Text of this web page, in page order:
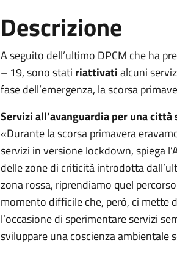
Descrizione
A seguito dell’ultimo DPCM che ha
– 19, sono stati riattivatialcuni
fase dell’emergenza, la scorsa
Servizi all’avanguardia per una
«Durante la scorsa primavera
servizi in versione lockdown, spiega
delle zone di criticità introdotta
zona rossa, riprendiamo quel
momento difficile che, però, ci mette
l’occasione di sperimentare servizi
sviluppare una coscienza ambientale